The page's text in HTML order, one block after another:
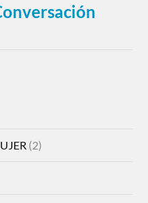
(2)